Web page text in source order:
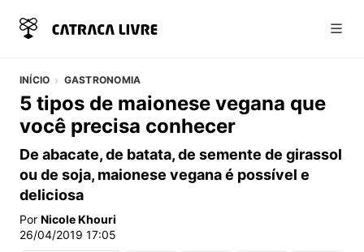
INÍCIO GASTRONOMIA
5 tipos de maionese vegana que
você precisa conhecer
De abacate, de batata, de semente de girassol
ou de soja, maionese vegana é possível e
deliciosa
Por Nicole Khouri
26/04/2019 17:05